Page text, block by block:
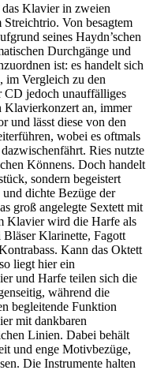
Klavier in zweien
Von besagtem
seines Haydn’schen
Durchgänge und
ist: es handelt sich
im Vergleich zu den
CD jedoch unauffälliges
Klavierkonzert an, immer
und lässt diese von den
wobei es oftmals
Ries nutzte
Könnens. Doch handelt
sondern begeistert
dichte Bezüge der
groß angelegte Sextett mit
Klavier wird die Harfe als
Klarinette, Fagott
Kann das Oktett
liegt hier ein
und Harfe teilen sich die
während die
begleitende Funktion
mit dankbaren
Linien. Dabei behält
und enge Motivbezüge,
Die Instrumente halten